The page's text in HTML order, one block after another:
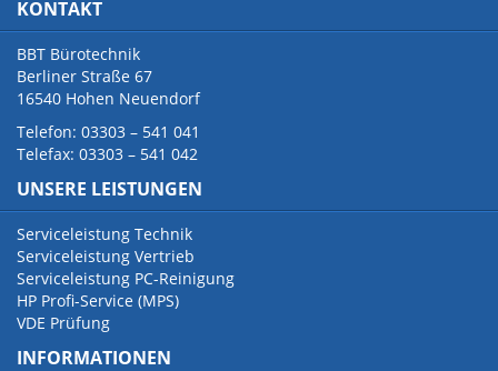
KONTAKT
BBT Bürotechnik
Berliner Straße 67
16540 Hohen Neuendorf
Telefon: 03303 – 541 041
Telefax: 03303 – 541 042
UNSERE LEISTUNGEN
Serviceleistung Technik
Serviceleistung Vertrieb
Serviceleistung PC-Reinigung
HP Profi-Service (MPS)
VDE Prüfung
INFORMATIONEN